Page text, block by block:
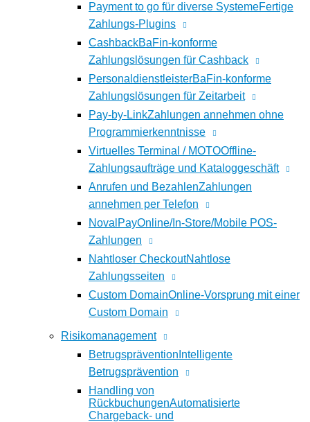
Payment to go für diverse SystemeFertige
Zahlungs-Plugins
CashbackBaFin-konforme
Zahlungslösungen für Cashback
PersonaldienstleisterBaFin-konforme
Zahlungslösungen für Zeitarbeit
Pay-by-LinkZahlungen annehmen ohne
Programmierkenntnisse
Virtuelles Terminal / MOTOOffline-
Zahlungsaufträge und Kataloggeschäft
Anrufen und BezahlenZahlungen
annehmen per Telefon
NovalPayOnline/In-Store/Mobile POS-
Zahlungen
Nahtloser CheckoutNahtlose
Zahlungsseiten
Custom DomainOnline-Vorsprung mit einer
Custom Domain
Risikomanagement
Betrugsprävention Intelligente
Betrugsprävention
Handling von
RückbuchungenAutomatisierte
Chargeback- und